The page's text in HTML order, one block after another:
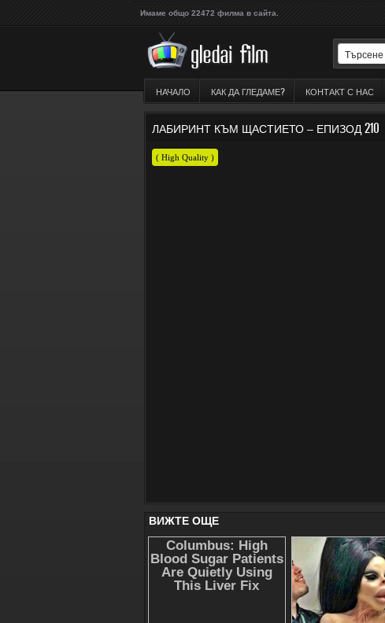
Имаме общо 22472 филма в сайта.
НАЧАЛО КАК ДА ГЛЕДАМЕ? КОНТАКТ С НАС
ЛАБИРИНТ КЪМ ЩАСТИЕТО – ЕПИЗОД 210
( High Quality )